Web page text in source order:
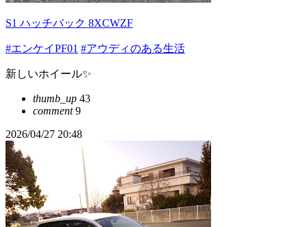
S1 ハッチバック 8XCWZF
#エンケイPF01 #アウディのある生活
新しいホイール✨
thumb_up 43
comment9
2026/04/27 20:48